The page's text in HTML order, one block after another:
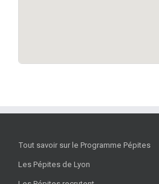
Tout savoir sur le Programme Pépites
Les Pépites de Lyon